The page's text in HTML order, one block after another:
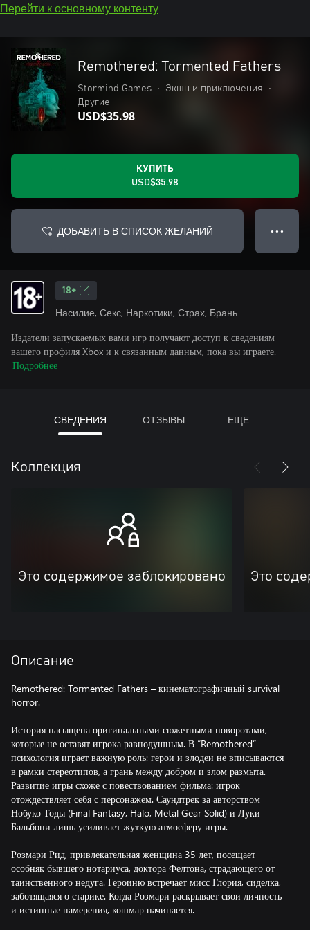
Перейти к основному контенту
Remothered: Tormented Fathers
Stormind Games • Экшн и приключения
•
Другие
USD$35.98
КУПИТЬ
USD$35.98
ДОБАВИТЬ В СПИСОК ЖЕЛАНИЙ ● ● ●
18+
Насилие, Секс, Наркотики, Страх, Брань
Издатели запускаемых вами игр получают доступ к сведениям
вашего профиля Xbox и к связанным данным, пока вы играете.
Подробнее
СВЕДЕНИЯ ОТЗЫВЫ ЕЩЕ
Коллекция
Это содержимое заблокировано Это
Описание
Remothered: Tormented Fathers – кинематографичный survival
horror.
История насыщена оригинальными сюжетными поворотами,
которые не оставят игрока равнодушным. В “Remothered”
психология играет важную роль: герои и злодеи не вписываются
в рамки стереотипов, а грань между добром и злом размыта.
Развитие игры схоже с повествованием фильма: игрок
отождествляет себя с персонажем. Саундтрек за авторством
Нобуко Тоды (Final Fantasy, Halo, Metal Gear Solid) и Луки
Бальбони лишь усиливает жуткую атмосферу игры.
Розмари Рид, привлекательная женщина 35 лет, посещает
особняк бывшего нотариуса, доктора Фелтона, страдающего от
таинственного недуга. Героиню встречает мисс Глория, сиделка,
заботящаяся о старике. Когда Розмари раскрывает свои личность
и истинные намерения, кошмар начинается.